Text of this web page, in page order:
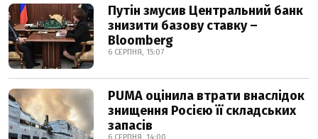
Путін змусив Центральний банк
знизити базову ставку –
Bloomberg
6 СЕРПНЯ, 15:07
PUMA оцінила втрати внаслідок
знищення Росією її складських
запасів